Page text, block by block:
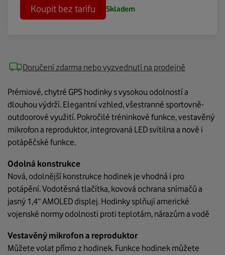
Koupit bez tarifu Skladem
Doručení zdarma nebo vyzvednutí na prodejně
Prémiové, chytré GPS hodinky s vysokou odolností a
dlouhou výdrží. Elegantní vzhled, všestranné sportovně-
outdoorové využití. Pokročilé tréninkové funkce, vestavěný
mikrofon a reproduktor, integrovaná LED svítilna a nově i
potápěčské funkce.
Odolná konstrukce
Nová, odolnější konstrukce hodinek je vhodná i pro
potápění. Vodotěsná tlačítka, kovová ochrana snímačů a
jasný 1,4“ AMOLED displej. Hodinky splňují americké
vojenské normy odolnosti proti teplotám, nárazům a vodě
Vestavěný mikrofon a reproduktor
Můžete volat přímo z hodinek. Funkce hodinek můžete